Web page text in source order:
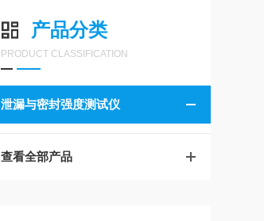
产品分类
PRODUCT CLASSIFICATION
泄漏与密封强度测试仪
查看全部产品